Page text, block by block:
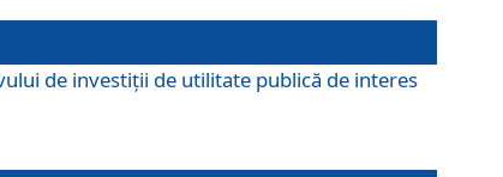
de investiții de utilitate publică de interes